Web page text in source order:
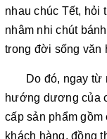
nhau chúc Tết, hỏi
nhâm nhi chút
trong đời sống văn
Do đó, ngay từ
hướng dương của
cấp sản phẩm
khách hàng, đồng